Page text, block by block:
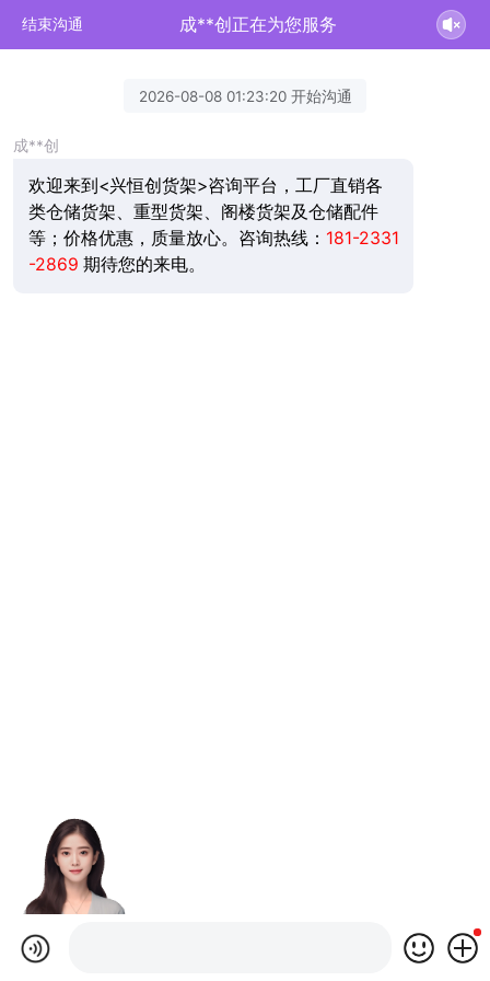
结束沟通 成**创正在为您服务
2026-08-08 01:23:20 开始沟通
成**创
欢迎来到<兴恒创货架>咨询平台，工厂直销各
类仓储货架、重型货架、阁楼货架及仓储配件
等；价格优惠，质量放心。咨询热线： 181-2331
-2869 期待您的来电。